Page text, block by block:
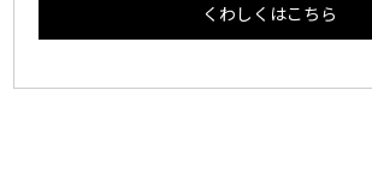
くわしくはこちら